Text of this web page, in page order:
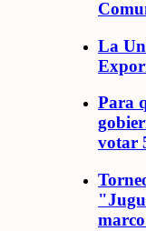
La
Para
votar